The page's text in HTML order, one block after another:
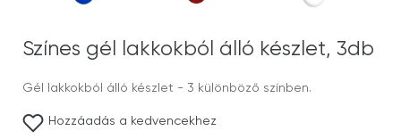
Színes gél lakkokból álló készlet, 3db
Gél lakkokból álló készlet - 3 különböző színben.
Hozzáadás a kedvencekhez